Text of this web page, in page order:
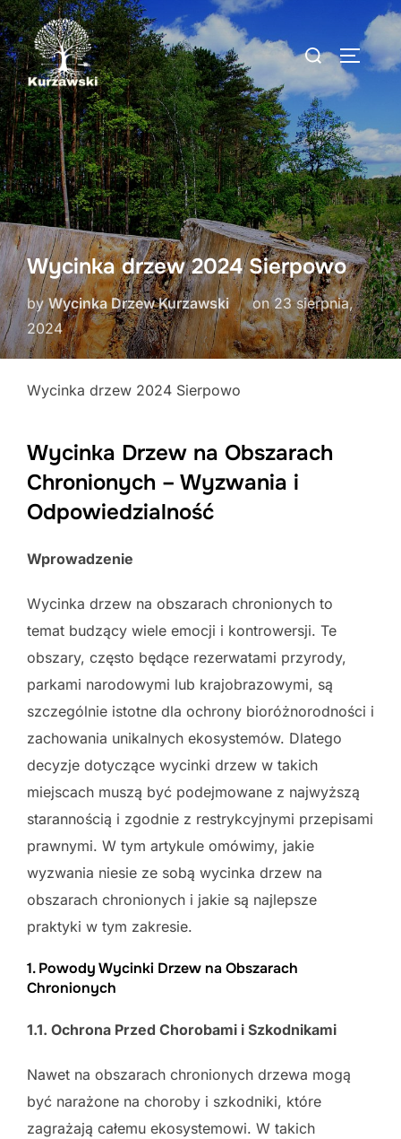
Skip
to
content
Search
Wycinka drzew 2024 Sierpowo
byWycinka Drzew Kurzawski onPosted
on
23 sierpnia,
2024
Wycinka drzew 2024 Sierpowo
Wycinka Drzew na Obszarach
Chronionych – Wyzwania i
Odpowiedzialność
Wprowadzenie
Wycinka drzew na obszarach chronionych to
temat budzący wiele emocji i kontrowersji. Te
obszary, często będące rezerwatami przyrody,
parkami narodowymi lub krajobrazowymi, są
szczególnie istotne dla ochrony bioróżnorodności i
zachowania unikalnych ekosystemów. Dlatego
decyzje dotyczące wycinki drzew w takich
miejscach muszą być podejmowane z najwyższą
starannością i zgodnie z restrykcyjnymi przepisami
prawnymi. W tym artykule omówimy, jakie
wyzwania niesie ze sobą wycinka drzew na
obszarach chronionych i jakie są najlepsze
praktyki w tym zakresie.
1. Powody Wycinki Drzew na Obszarach
Chronionych
1.1. Ochrona Przed Chorobami i Szkodnikami
Nawet na obszarach chronionych drzewa mogą
być narażone na choroby i szkodniki, które
zagrażają całemu ekosystemowi. W takich